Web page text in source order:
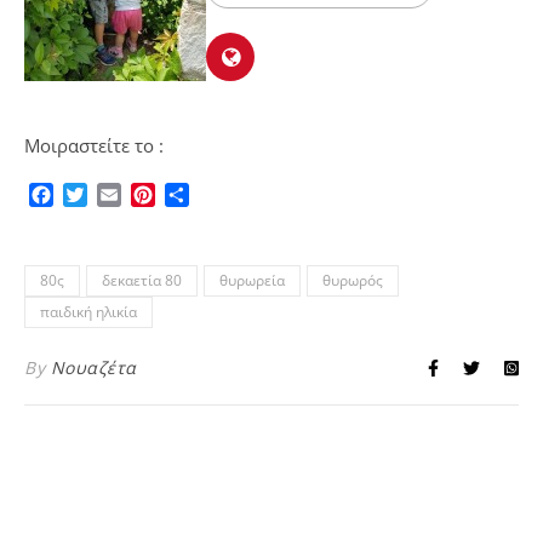
Μοιραστείτε το :
Facebook
TwitterEmailPinterest
80ς δεκαετία 80 θυρωρεία
θυρωρός
παιδική ηλικία
By Νουαζέτα